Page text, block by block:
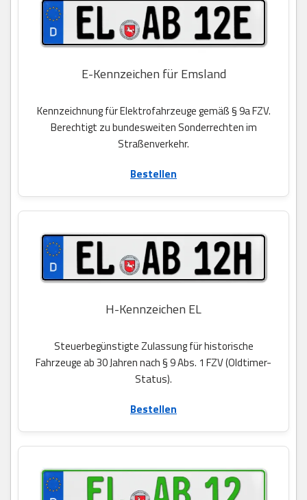
E-Kennzeichen für Emsland
Kennzeichnung für Elektrofahrzeuge gemäß § 9a FZV.
Berechtigt zu bundesweiten Sonderrechten im
Straßenverkehr.
Bestellen
H-Kennzeichen EL
Steuerbegünstigte Zulassung für historische
Fahrzeuge ab 30 Jahren nach § 9 Abs. 1 FZV (Oldtimer-
Status).
Bestellen